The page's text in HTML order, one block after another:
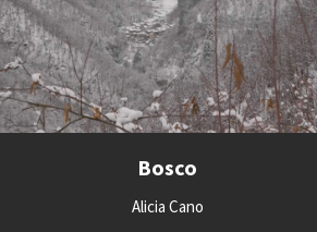
Bosco
Alicia Cano